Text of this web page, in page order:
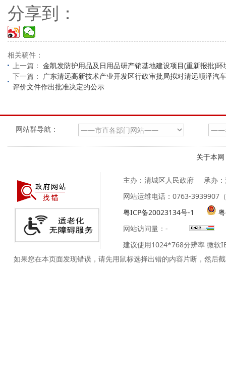
分享到：
相关稿件：
上一篇： 金凯发防护用品及日用品研产销基地建设项目(重新报批)
下一篇： 广东清远高新技术产业开发区行政审批局拟对清远顺泽汽
评价文件作出批准决定的公示
网站群导航：
关于本网
主办：清城区人民政府
承办
网站运维电话：0763-3939907
粤ICP备20023134号-1
网站访问量： -
建议使用1024*768分辨率 微软
如果您在本页面发现错误，请先用鼠标选择出错的内容片断，然后